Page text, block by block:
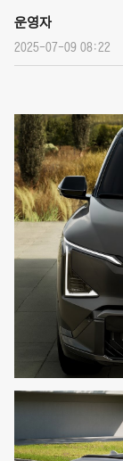
운영자
2025-07-09 08:22